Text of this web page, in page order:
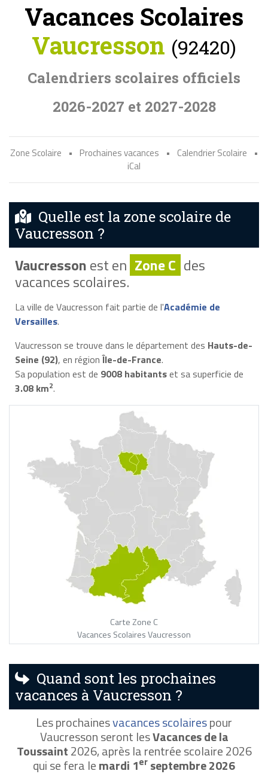
Vacances Scolaires
Vaucresson (92420)
Calendriers scolaires officiels
2026-2027 et 2027-2028
Zone Scolaire • Prochaines vacances • Calendrier Scolaire
•
iCal
Quelle est la zone scolaire de
Vaucresson ?
Vaucressonest en Zone C des
vacances scolaires.
La ville de Vaucresson fait partie de l'Académie de
Versailles.
Vaucresson se trouve dans le département des Hauts-de-
Seine (92), en régionÎle-de-France.
Sa population est de 9008 habitantset sa superficie de
3.08 km2.
Carte Zone C
Vacances Scolaires Vaucresson
Quand sont les prochaines
vacances à Vaucresson ?
Les prochainesvacances scolairespour
Vaucresson seront lesVacances de la
Toussaint2026, après la rentrée scolaire 2026
qui se fera lemardi 1er septembre 2026